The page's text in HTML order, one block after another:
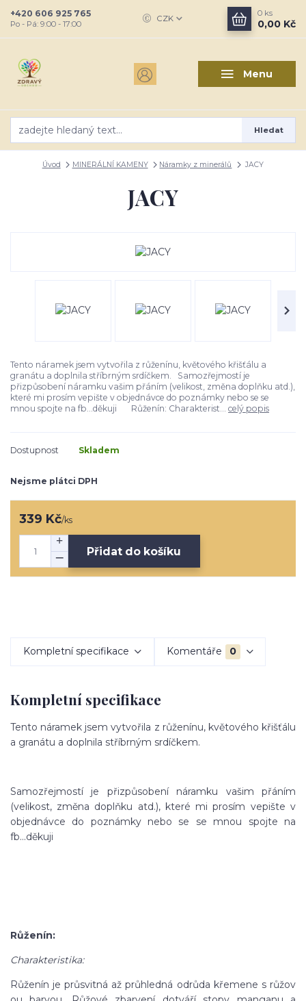
Menu
CZK
Hledat
+420 606 925 765
Po - Pá: 9:00 - 17:00
0 ks
0,00 Kč
Úvod MINERÁLNÍ KAMENY Náramky z minerálů JACY
JACY
Tento náramek jsem vytvořila z růženínu, květového křišťálu a
granátu a doplnila stříbrným srdíčkem. Samozřejmostí je
přizpůsobení náramku vašim přáním (velikost, změna doplňku atd.),
které mi prosím vepište v objednávce do poznámky nebo se se
mnou spojte na fb...děkuji Růženín: Charakterist... celý popis
Dostupnost Skladem
Nejsme plátci DPH
339 Kč/ks
Přidat do košíku
Kompletní specifikace Komentáře 0
Kompletní specifikace
Tento náramek jsem vytvořila z růženínu, květového křišťálu
a granátu a doplnila stříbrným srdíčkem.
Samozřejmostí je přizpůsobení náramku vašim přáním
(velikost, změna doplňku atd.), které mi prosím vepište v
objednávce do poznámky nebo se se mnou spojte na
fb...děkuji
Růženín:
Charakteristika:
Růženín je průsvitná až průhledná odrůda křemene s růžov